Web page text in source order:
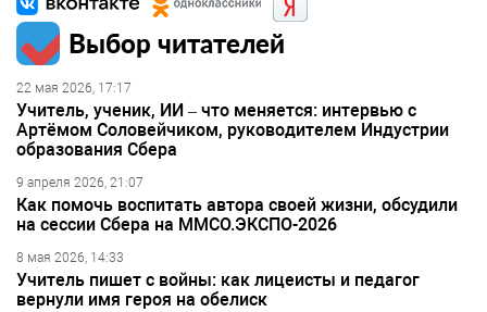
Выбор читателей
22 мая 2026, 17:17
Учитель, ученик, ИИ – что меняется: интервью с
Артёмом Соловейчиком, руководителем Индустрии
образования Сбера
9 апреля 2026, 21:07
Как помочь воспитать автора своей жизни, обсудили
на сессии Сбера на ММСО.ЭКСПО-2026
8 мая 2026, 14:33
Учитель пишет с войны: как лицеисты и педагог
вернули имя героя на обелиск